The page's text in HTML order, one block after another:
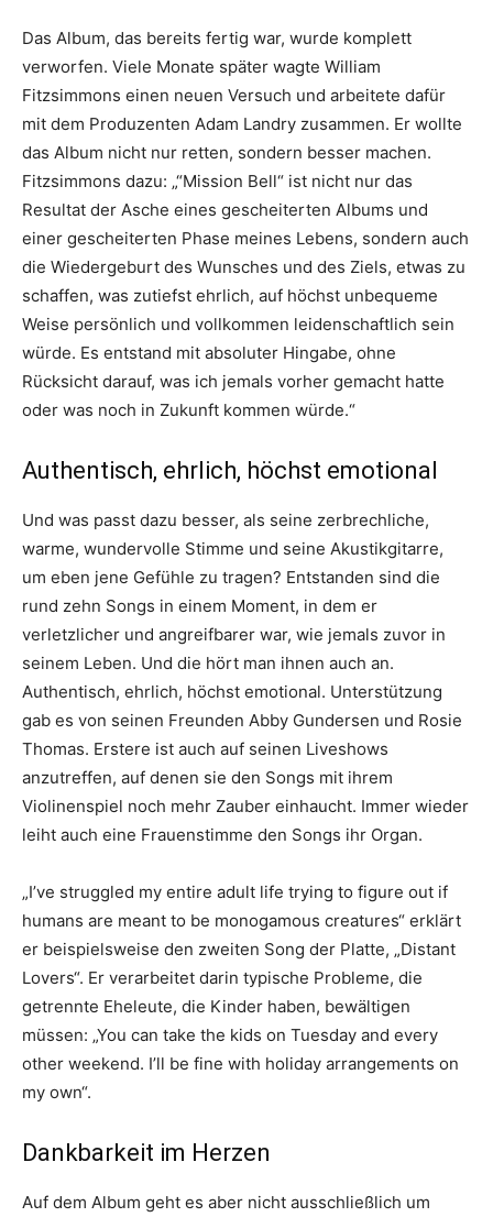
Das Album, das bereits fertig war, wurde komplett
verworfen. Viele Monate später wagte William
Fitzsimmons einen neuen Versuch und arbeitete dafür
mit dem Produzenten Adam Landry zusammen. Er wollte
das Album nicht nur retten, sondern besser machen.
Fitzsimmons dazu: „“Mission Bell“ ist nicht nur das
Resultat der Asche eines gescheiterten Albums und
einer gescheiterten Phase meines Lebens, sondern auch
die Wiedergeburt des Wunsches und des Ziels, etwas zu
schaffen, was zutiefst ehrlich, auf höchst unbequeme
Weise persönlich und vollkommen leidenschaftlich sein
würde. Es entstand mit absoluter Hingabe, ohne
Rücksicht darauf, was ich jemals vorher gemacht hatte
oder was noch in Zukunft kommen würde.“
Authentisch, ehrlich, höchst emotional
Und was passt dazu besser, als seine zerbrechliche,
warme, wundervolle Stimme und seine Akustikgitarre,
um eben jene Gefühle zu tragen? Entstanden sind die
rund zehn Songs in einem Moment, in dem er
verletzlicher und angreifbarer war, wie jemals zuvor in
seinem Leben. Und die hört man ihnen auch an.
Authentisch, ehrlich, höchst emotional. Unterstützung
gab es von seinen Freunden Abby Gundersen und Rosie
Thomas. Erstere ist auch auf seinen Liveshows
anzutreffen, auf denen sie den Songs mit ihrem
Violinenspiel noch mehr Zauber einhaucht. Immer wieder
leiht auch eine Frauenstimme den Songs ihr Organ.
„I’ve struggled my entire adult life trying to figure out if
humans are meant to be monogamous creatures“ erklärt
er beispielsweise den zweiten Song der Platte, „Distant
Lovers“. Er verarbeitet darin typische Probleme, die
getrennte Eheleute, die Kinder haben, bewältigen
müssen: „You can take the kids on Tuesday and every
other weekend. I’ll be fine with holiday arrangements on
my own“.
Dankbarkeit im Herzen
Auf dem Album geht es aber nicht ausschließlich um